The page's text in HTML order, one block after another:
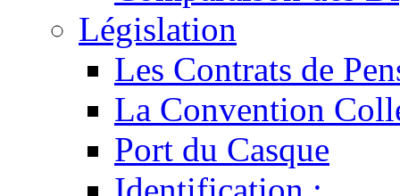
Législation
Les Contrats de
La Convention
Port du Casque